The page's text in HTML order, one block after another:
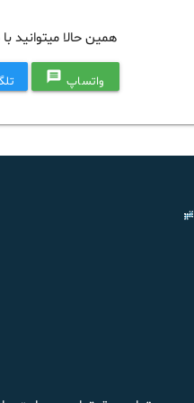
همین حالا میتوانید
واتساپ message